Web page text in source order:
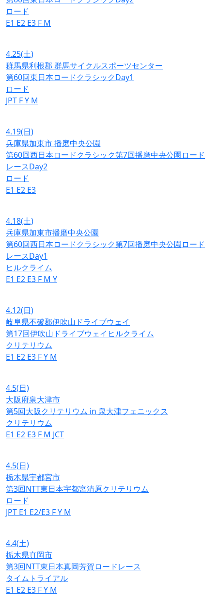
ロード
E1 E2 E3 F M
4.25(土)
群馬県利根郡 群馬サイクルスポーツセンター
第60回東日本ロードクラシックDay1
ロード
JPT FY M
4.19(日)
兵庫県加東市 播磨中央公園
第60回西日本ロードクラシック第7回播磨中央公園ロード
レースDay2
ロード
E1 E2 E3
4.18(土)
兵庫県加東市播磨中央公園
第60回西日本ロードクラシック第7回播磨中央公園ロード
レースDay1
ヒルクライム
E1 E2 E3 F M Y
4.12(日)
岐阜県不破郡伊吹山ドライブウェイ
第17回伊吹山ドライブウェイヒルクライム
クリテリウム
E1 E2 E3 FY M
4.5(日)
大阪府泉大津市
第5回大阪クリテリウム in 泉大津フェニックス
クリテリウム
E1 E2 E3 F M JCT
4.5(日)
栃木県宇都宮市
第3回NTT東日本宇都宮清原クリテリウム
ロード
JPT E1 E2/E3 FY M
4.4(土)
栃木県真岡市
第3回NTT東日本真岡芳賀ロードレース
タイムトライアル
E1 E2 E3 FY M